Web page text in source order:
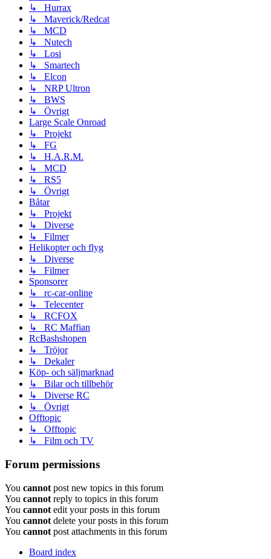
↳ Hurrax
↳ Maverick/Redcat
↳ MCD
↳ Nutech
↳ Losi
↳ Smartech
↳ Elcon
↳ NRP Ultron
↳ BWS
↳ Övrigt
Large Scale Onroad
↳ Projekt
↳ FG
↳ H.A.R.M.
↳ MCD
↳ RS5
↳ Övrigt
Båtar
↳ Projekt
↳ Diverse
↳ Filmer
Helikopter och flyg
↳ Diverse
↳ Filmer
Sponsorer
↳ rc-car-online
↳ Telecenter
↳ RCFOX
↳ RC Maffian
RcBashshopen
↳ Tröjor
↳ Dekaler
Köp- och säljmarknad
↳ Bilar och tillbehör
↳ Diverse RC
↳ Övrigt
Offtopic
↳ Offtopic
↳ Film och TV
Forum permissions
You cannot post new topics in this forum
You cannot reply to topics in this forum
You cannot edit your posts in this forum
You cannot delete your posts in this forum
You cannot post attachments in this forum
Board index